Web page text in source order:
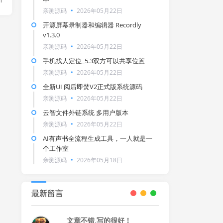
亲测源码 2026年05月22日
开源屏幕录制器和编辑器 Recordly
v1.3.0
亲测源码 2026年05月22日
手机找人定位_5.3双方可以共享位置
亲测源码 2026年05月22日
全新UI 阅后即焚V2正式版系统源码
亲测源码 2026年05月22日
云智文件外链系统 多用户版本
亲测源码 2026年05月22日
AI有声书全流程生成工具，一人就是一
个工作室
亲测源码 2026年05月18日
最新留言
文章不错,写的很好！